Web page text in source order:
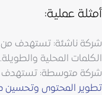
أمثلة عملية:
الكلمات المحلية والطويلة.
شركة متوسطة: تستهدف من 25 إلى 50 كلمة مفتاحية
تطوير المحتوى وتحسين